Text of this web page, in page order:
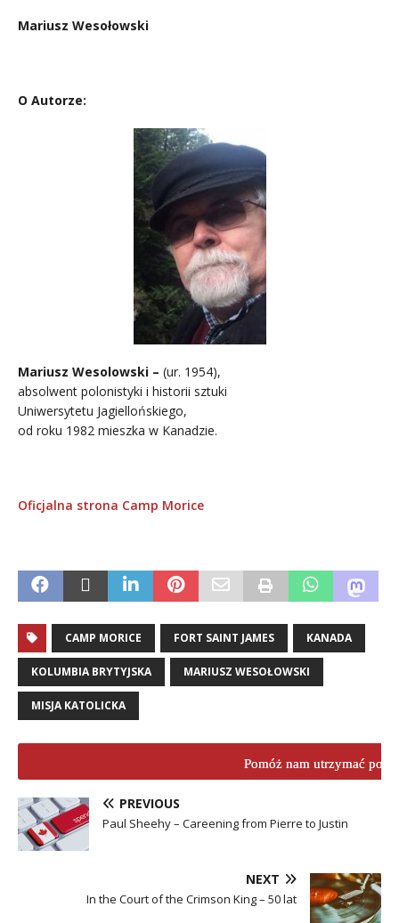
Mariusz Wesołowski
O Autorze:
Mariusz Wesolowski – (ur. 1954),
absolwent polonistyki i historii sztuki
Uniwersytetu Jagiellońskiego,
od roku 1982 mieszka w Kanadzie.
Oficjalna strona Camp Morice
CAMP MORICE FORT SAINT JAMES KANADA
KOLUMBIA BRYTYJSKA MARIUSZ WESOŁOWSKI
MISJA KATOLICKA
Pomóż nam utrzymać
PREVIOUS
Paul Sheehy – Careening from Pierre to Justin
NEXT
In the Court of the Crimson King – 50 lat